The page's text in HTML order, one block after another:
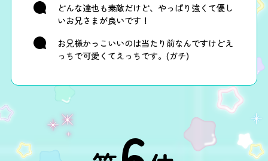
どんな達也も素敵だけど、やっぱり強くて優し
いお兄さまが良いです！
お兄様かっこいいのは当たり前なんですけどえ
っちで可愛くてえっちです。(ガチ)